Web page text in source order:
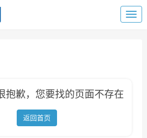
抱歉，您要找的页面不存在
返回首页